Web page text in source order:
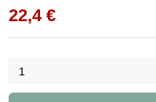
22,4 €